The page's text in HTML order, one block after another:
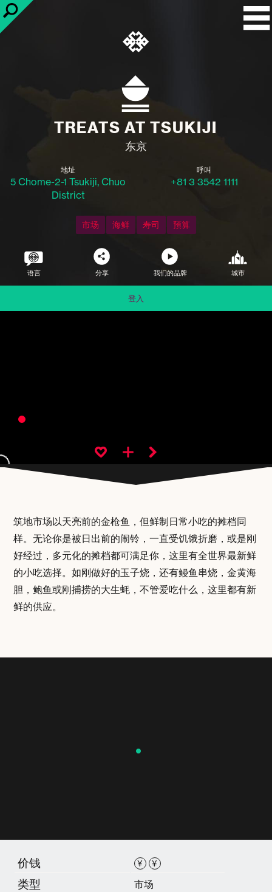
TREATS AT TSUKIJI
东京
地址
5 Chome-2-1 Tsukiji, Chuo
District
呼叫
+81 3 3542 1111
市场 海鲜 寿司 預算
语言 分享 我们的品牌 城市
登入
筑地市场以天亮前的金枪鱼，但鲜制日常小吃的摊档同
样。无论你是被日出前的闹铃，一直受饥饿折磨，或是刚
好经过，多元化的摊档都可满足你，这里有全世界最新鲜
的小吃选择。如刚做好的玉子烧，还有鳗鱼串烧，金黄海
胆，鲍鱼或刚捕捞的大生蚝，不管爱吃什么，这里都有新
鲜的供应。
价钱 ¥ ¥
类型 市场